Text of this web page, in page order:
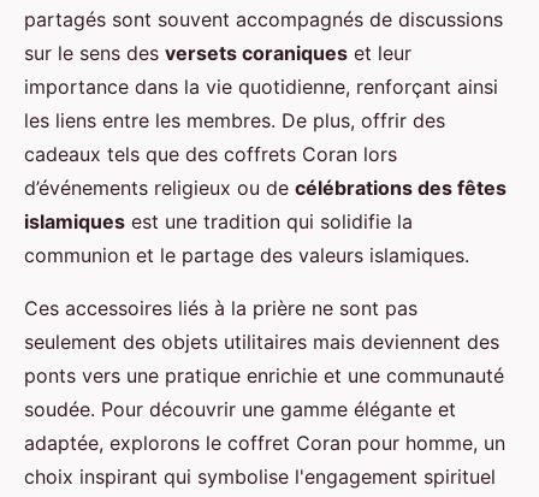
partagés sont souvent accompagnés de discussions
sur le sens des versets coraniques et leur
importance dans la vie quotidienne, renforçant ainsi
les liens entre les membres. De plus, offrir des
cadeaux tels que des coffrets Coran lors
d’événements religieux ou de célébrations des fêtes
islamiques est une tradition qui solidifie la
communion et le partage des valeurs islamiques.
Ces accessoires liés à la prière ne sont pas
seulement des objets utilitaires mais deviennent des
ponts vers une pratique enrichie et une communauté
soudée. Pour découvrir une gamme élégante et
adaptée, explorons le coffret Coran pour homme, un
choix inspirant qui symbolise l'engagement spirituel